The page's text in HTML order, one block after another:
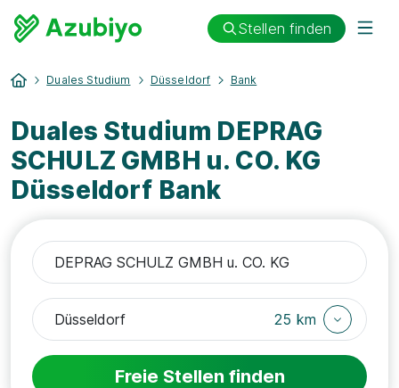
Stellen finden
Duales Studium Düsseldorf Bank
Duales Studium DEPRAG
SCHULZ GMBH u. CO. KG
Düsseldorf Bank
25 km
Freie Stellen finden